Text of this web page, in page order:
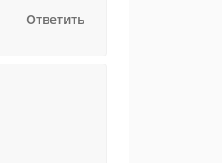
Ответить